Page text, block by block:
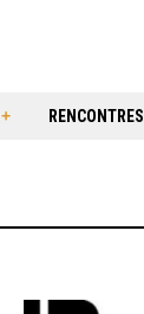
RENCONTRES